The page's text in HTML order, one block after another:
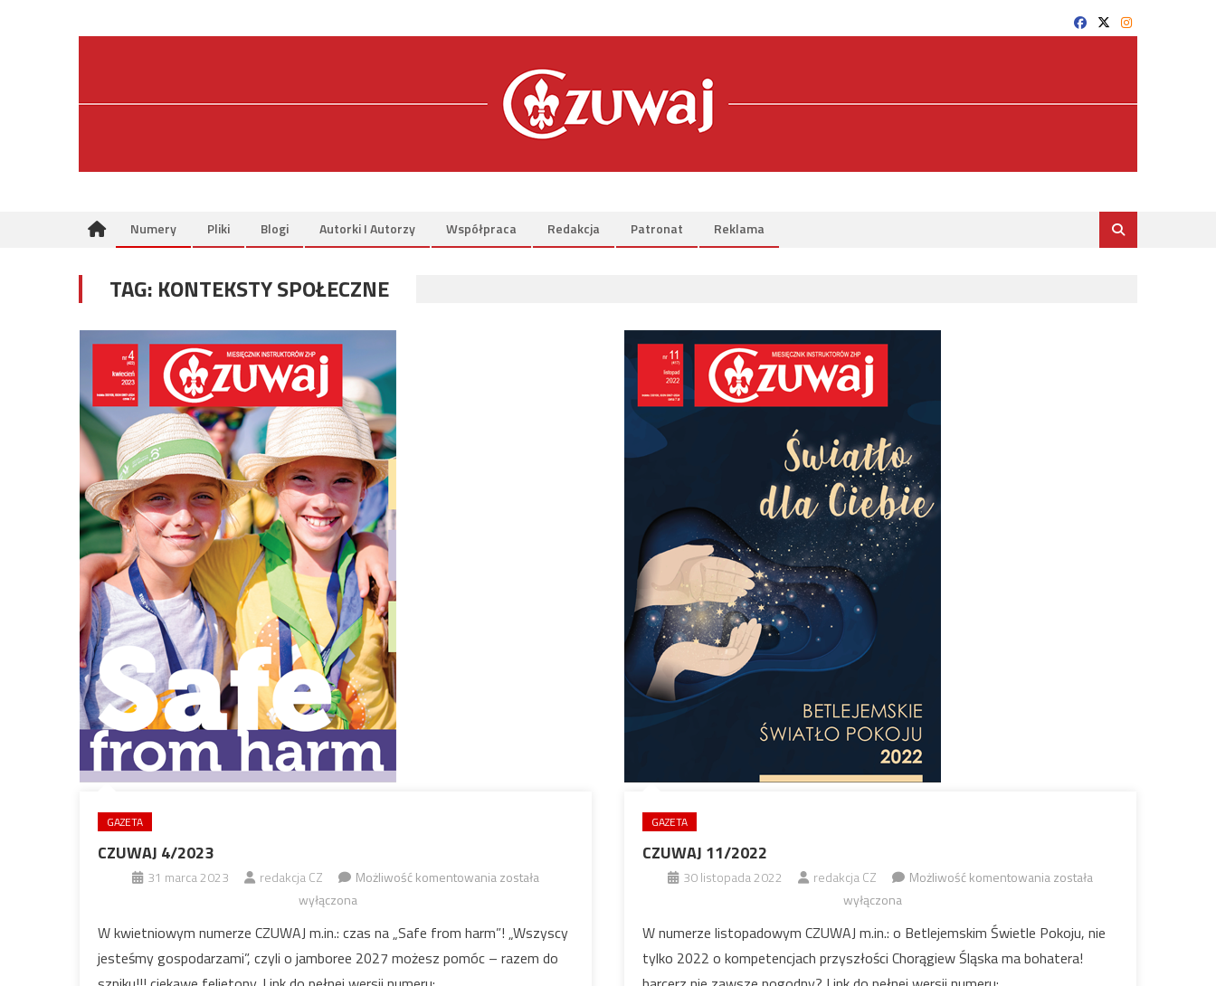
Numery Pliki Blogi Autorki I Autorzy Współpraca Redakcja Patronat Reklama
TAG: KONTEKSTY SPOŁECZNE
GAZETA
CZUWAJ 4/2023
31 marca 2023 redakcja CZ Możliwość komentowaniaCZUWAJ
została
wyłączona
W kwietniowym numerze CZUWAJ m.in.: czas na „Safe from harm”! „Wszyscy
jesteśmy gospodarzami”, czyli o jamboree 2027 możesz pomóc – razem do
GAZETA
CZUWAJ 11/2022
30 listopada 2022 redakcja CZ Możliwość komentowaniaCZUWAJ
została
wyłączona
W numerze listopadowym CZUWAJ m.in.: o Betlejemskim Świetle Pokoju, nie
tylko 2022 o kompetencjach przyszłości Chorągiew Śląska ma bohatera!